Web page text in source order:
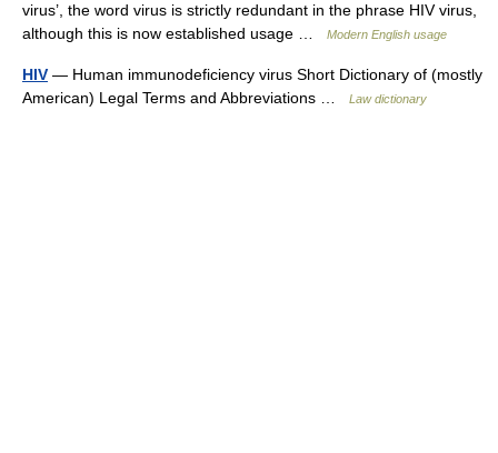
virus’, the word virus is strictly redundant in the phrase HIV virus,
although this is now established usage …
Modern English usage
HIV — Human immunodeficiency virus Short Dictionary of (mostly
American) Legal Terms and Abbreviations …
Law dictionary